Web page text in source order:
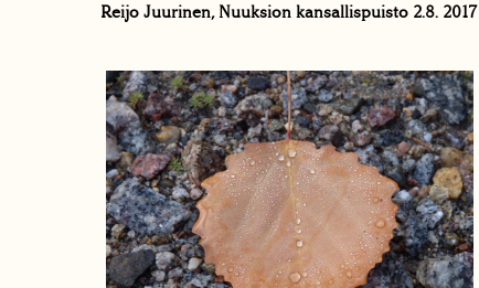
Reijo Juurinen, Nuuksion kansallispuisto 2.8. 2017